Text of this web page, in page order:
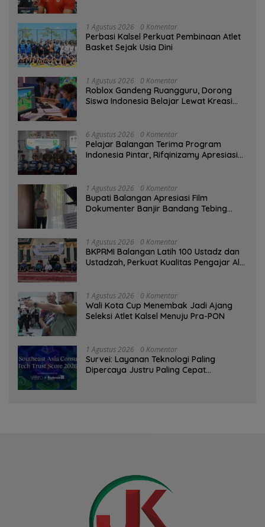
1 Agustus 2026 0 Komentar
Perbasi Kalsel Perkuat Pembinaan Atlet
Basket Sejak Usia Dini
1 Agustus 2026 0 Komentar
Roblox Gandeng Ruangguru, Dorong
Siswa Indonesia Belajar Lewat Kreasi
6 Agustus 2026 0 Komentar
Pelajar Balangan Terima Program
Indonesia Pintar, Rifqinizamy Apresiasi
1 Agustus 2026 0 Komentar
Bupati Balangan Apresiasi Film
Dokumenter Banjir Bandang Tebing
1 Agustus 2026 0 Komentar
BKPRMI Balangan Latih 100 Ustadz dan
Ustadzah, Perkuat Kualitas Pengajar Al-
1 Agustus 2026 0 Komentar
Wali Kota Cup Menembak Jadi Ajang
Seleksi Atlet Kalsel Menuju Pra-PON
1 Agustus 2026 0 Komentar
Survei: Layanan Teknologi Paling
Dipercaya Justru Paling Cepat